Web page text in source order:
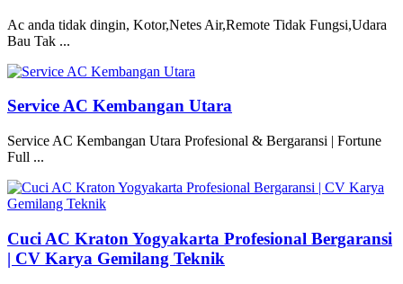
Ac anda tidak dingin, Kotor,Netes Air,Remote Tidak Fungsi,Udara
Bau Tak ...
Service AC Kembangan Utara
Service AC Kembangan Utara Profesional & Bergaransi | Fortune
Full ...
Cuci AC Kraton Yogyakarta Profesional Bergaransi
| CV Karya Gemilang Teknik